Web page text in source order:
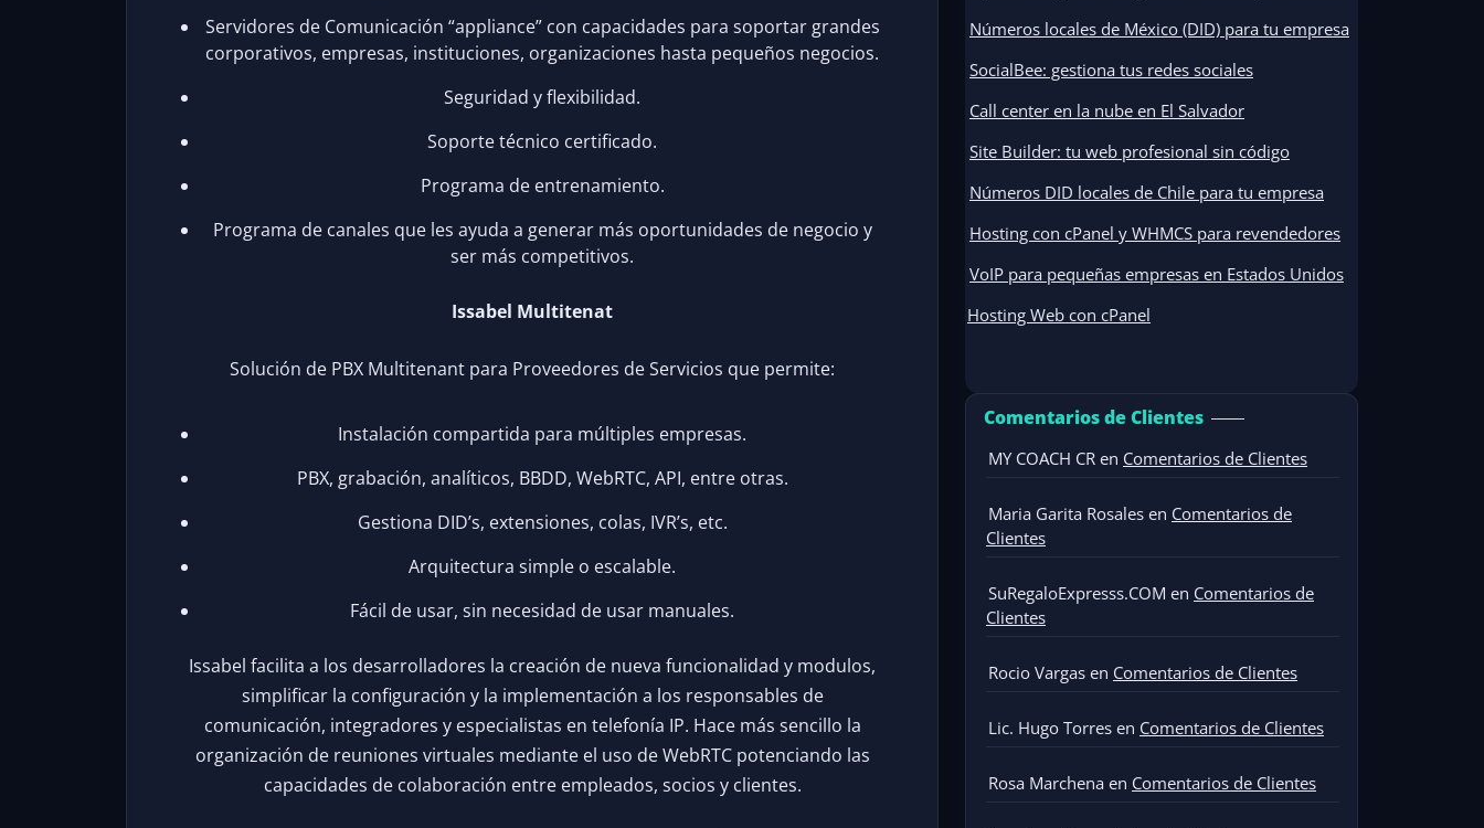
Servidores de Comunicación “appliance” con capacidades para soportar grandes
corporativos, empresas, instituciones, organizaciones hasta pequeños negocios.
Seguridad y flexibilidad.
Soporte técnico certificado.
Programa de entrenamiento.
Programa de canales que les ayuda a generar más oportunidades de negocio y
ser más competitivos.
Issabel Multitenat
Solución de PBX Multitenant para Proveedores de Servicios que permite:
Instalación compartida para múltiples empresas.
PBX, grabación, analíticos, BBDD, WebRTC, API, entre otras.
Gestiona DID’s, extensiones, colas, IVR’s, etc.
Arquitectura simple o escalable.
Fácil de usar, sin necesidad de usar manuales.
Issabel facilita a los desarrolladores la creación de nueva funcionalidad y modulos,
simplificar la configuración y la implementación a los responsables de
comunicación, integradores y especialistas en telefonía IP. Hace más sencillo la
organización de reuniones virtuales mediante el uso de WebRTC potenciando las
capacidades de colaboración entre empleados, socios y clientes.
Números locales de México (DID) para tu empresa
SocialBee: gestiona tus redes sociales
Call center en la nube en El Salvador
Site Builder: tu web profesional sin código
Números DID locales de Chile para tu empresa
Hosting con cPanel y WHMCS para revendedores
VoIP para pequeñas empresas en Estados Unidos
Hosting Web con cPanel
Comentarios de Clientes
MY COACH CR en Comentarios de Clientes
Maria Garita Rosales en Comentarios de
Clientes
SuRegaloExpresss.COM en Comentarios de
Clientes
Rocio Vargas en Comentarios de Clientes
Lic. Hugo Torres en Comentarios de Clientes
Rosa Marchena en Comentarios de Clientes